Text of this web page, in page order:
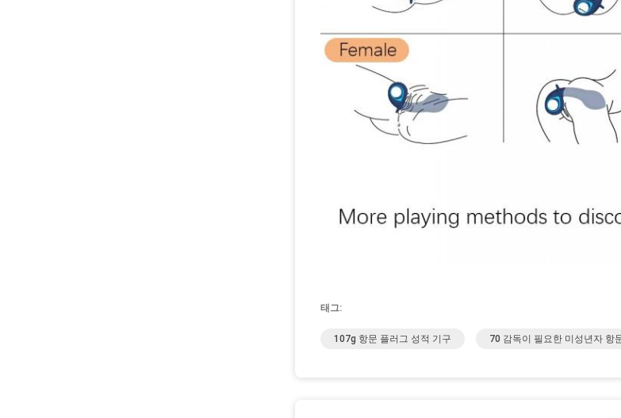
태그:
107g 항문 플러그 성적 기구 70 감독이 필요한 미성년자 항